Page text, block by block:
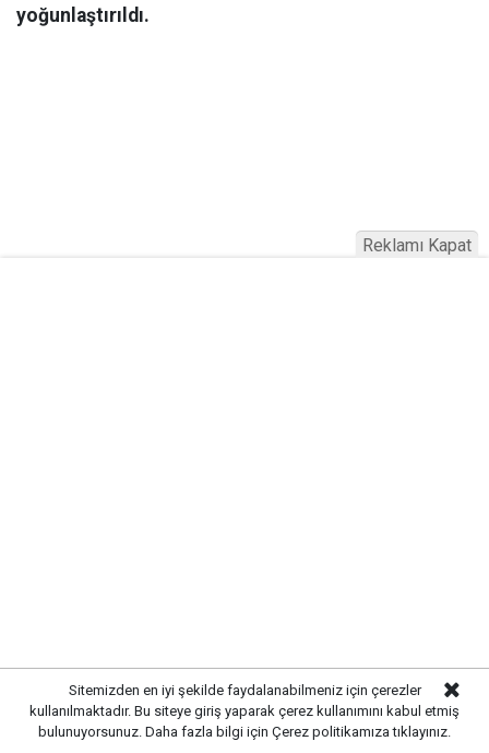
yoğunlaştırıldı.
Kırıkkale’de hayvan hastalıklarının yayılmasını önlemek
ve hayvancılığın sürdürülebilirliğini sağlamak amacıyla
çalışmalar hız kazandı. Yetkili ekipler, kent genelinde
Sitemizden en iyi şekilde faydalanabilmeniz için çerezler
kullanılmaktadır. Bu siteye giriş yaparak çerez kullanımını kabul etmiş
bulunuyorsunuz. Daha fazla bilgi için Çerez politikamıza tıklayınız.
Reklamı Kapat